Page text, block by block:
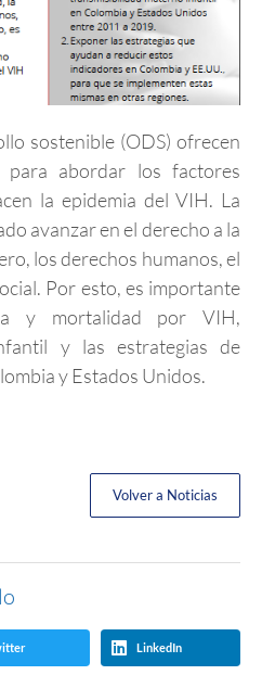
sostenible (ODS) ofrecen
para abordar los factores
la epidemia del VIH. La
avanzar en el derecho a la
los derechos humanos, el
Por esto, es importante
y mortalidad por VIH,
y las estrategias de
y Estados Unidos.
Volver a Noticias
LinkedIn